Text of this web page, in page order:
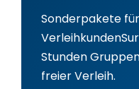
Sonderpakete
Verleihkunden
Stunden
freier Verleih.